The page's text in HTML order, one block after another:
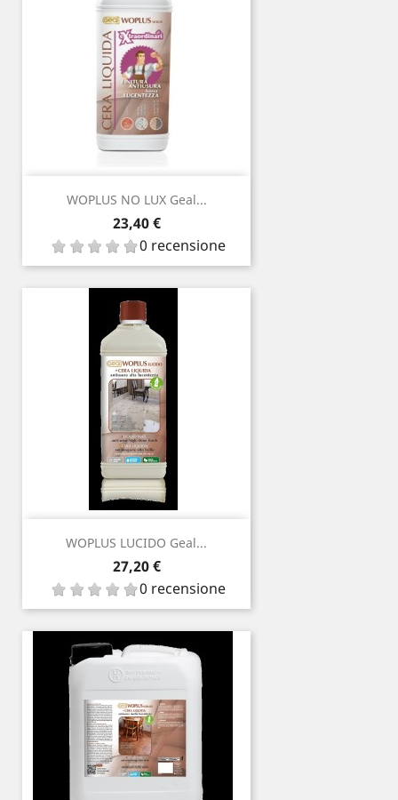
WOPLUS NO LUX Geal...
Prezzo
23,40 €
0 recensione
WOPLUS LUCIDO Geal...
Prezzo
27,20 €
0 recensione